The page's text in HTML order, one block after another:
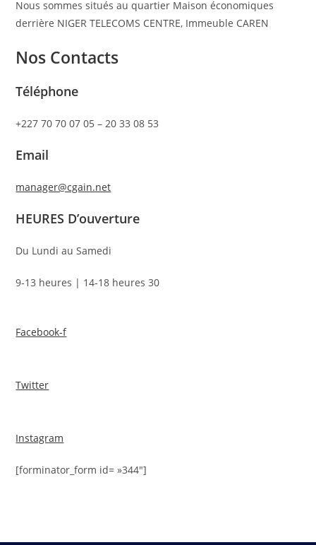
Nous sommes situés au quartier Maison économiques
derrière NIGER TELECOMS CENTRE, Immeuble CAREN
Nos Contacts
Téléphone
+227 70 70 07 05 – 20 33 08 53
Email
manager@cgain.net
HEURES D’ouverture
Du Lundi au Samedi
9-13 heures | 14-18 heures 30
Facebook-f
Twitter
Instagram
[forminator_form id= »344″]